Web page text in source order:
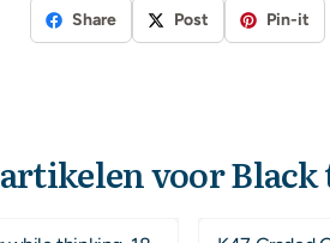
Share Post Pin-it
voorBlack